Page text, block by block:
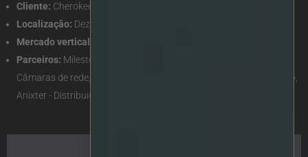
Cliente: Cherokee Nation Entertainment
Localização: Dez casinos no nordeste de Oklahoma, EUA
Mercado vertical:
Parceiros: Milestone - Software de gestão de vídeo (VMS), Axis -
Câmaras de rede, JTI Security - Integrador de sistemas certificado,
Anixter - Distribuidor